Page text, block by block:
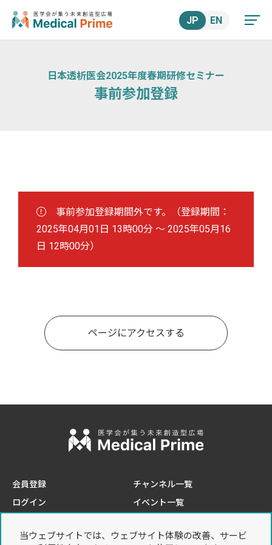
JP EN
日本透析医会2025年度春期研修セミナー
事前参加登録
事前参加登録期間外です。（登録期間：
2025年04月01日 13時00分 ～ 2025年05月16
日 12時00分）
ページにアクセスする
当ウェブサイトでは、ウェブサイト体験の改善、サービ
会員登録
ログイン
チャンネル一覧
イベント一覧
このサイトについて
プライバシーポリシー